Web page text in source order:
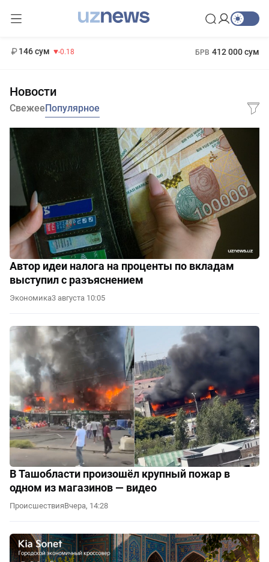
146 сум -0.18 БРВ 412 000 сум
Новости
СвежееПопулярное
Автор идеи налога на проценты по вкладам
выступил с разъяснением
Экономика3 августа 10:05
В Ташобласти произошёл крупный пожар в
одном из магазинов — видео
ПроисшествияВчера, 14:28